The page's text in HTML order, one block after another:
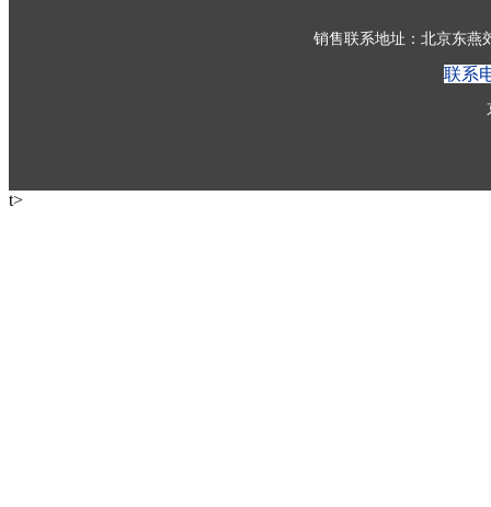
销售联系地址：北京东燕
联系
t>